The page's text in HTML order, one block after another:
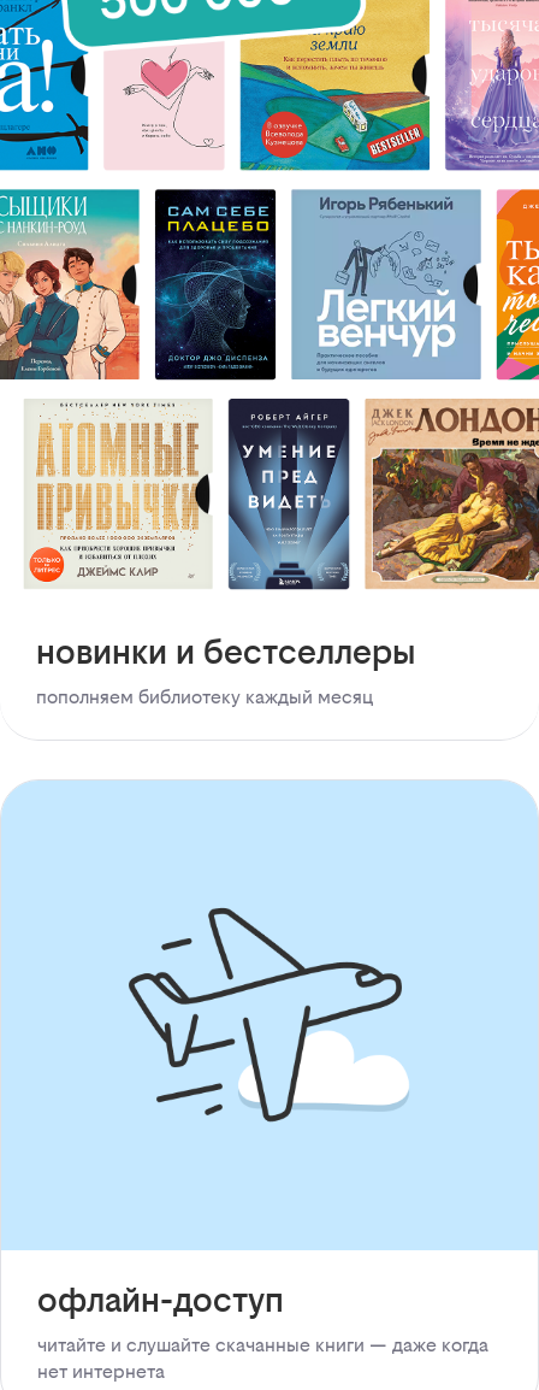
новинки и бестселлеры
пополняем библиотеку каждый месяц
офлайн-доступ
читайте и слушайте скачанные книги — даже когда
нет интернета